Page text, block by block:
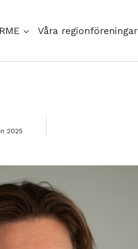
Våra regionföreningar
2025